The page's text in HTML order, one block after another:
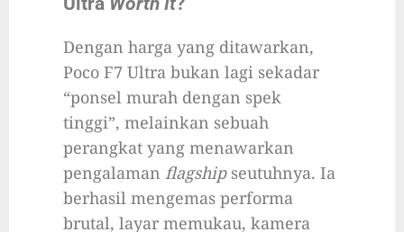
Dengan harga yang ditawarkan,
Poco F7 Ultra bukan lagi sekadar
“ponsel murah dengan spek
tinggi”, melainkan sebuah
perangkat yang menawarkan
pengalaman flagshipseutuhnya. Ia
berhasil mengemas performa
brutal, layar memukau, kamera